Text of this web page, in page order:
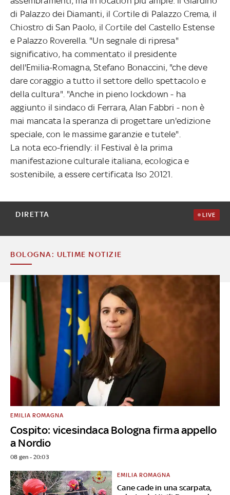
di Palazzo dei Diamanti, il Cortile di Palazzo Crema, il
Chiostro di San Paolo, il Cortile del Castello Estense
e Palazzo Roverella. "Un segnale di ripresa"
significativo, ha commentato il presidente
dell'Emilia-Romagna, Stefano Bonaccini, "che deve
dare coraggio a tutto il settore dello spettacolo e
della cultura". "Anche in pieno lockdown - ha
aggiunto il sindaco di Ferrara, Alan Fabbri - non è
mai mancata la speranza di progettare un'edizione
speciale, con le massime garanzie e tutele".
La nota eco-friendly: il Festival è la prima
manifestazione culturale italiana, ecologica e
sostenibile, a essere certificata Iso 20121.
DIRETTA LIVE
BOLOGNA: ULTIME NOTIZIE
Cospito: vicesindaca Bologna firma appello
a Nordio
EMILIA ROMAGNA
08 gen - 20:03
Cane cade in una scarpata,
EMILIA ROMAGNA